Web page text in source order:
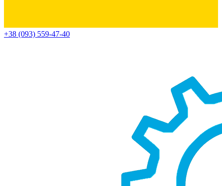
+38 (093) 559-47-40